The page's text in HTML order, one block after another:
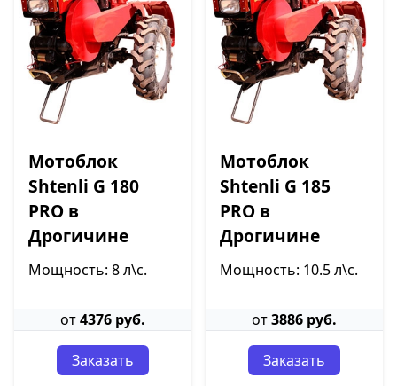
Мотоблок
Shtenli G 180
PRO в
Дрогичине
Мощность: 8 л\с.
от4376 руб.
Заказать
Мотоблок
Shtenli G 185
PRO в
Дрогичине
Мощность: 10.5 л\с.
от3886 руб.
Заказать